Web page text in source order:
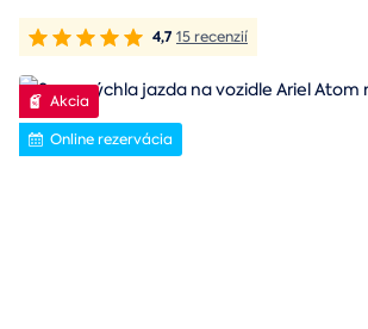
4,7 15 recenzií
Akcia
Online rezervácia